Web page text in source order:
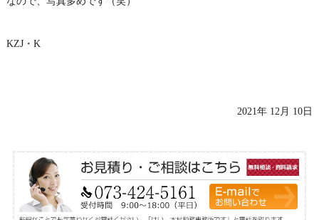
KZJ・K
2021年 12月 10日